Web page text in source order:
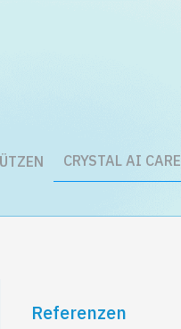
CRYSTAL AI CARE
Referenzen